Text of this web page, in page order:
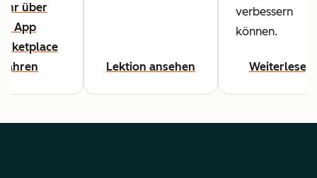
über
App
Lektion ansehen
verbessern
können.
Weiterlesen